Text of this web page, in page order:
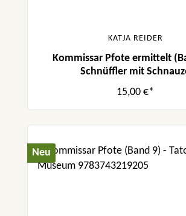
KATJA REIDER
Kommissar Pfote ermittelt
Schnüffler mit
15,00 €*
Neu